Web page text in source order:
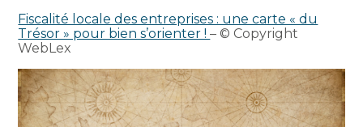
Fiscalité locale des entreprises : une carte « du
Trésor » pour bien s’orienter !– © Copyright
WebLex